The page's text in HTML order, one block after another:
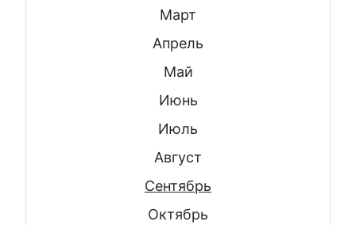
Март
Апрель
Май
Июнь
Июль
Август
Сентябрь
Октябрь